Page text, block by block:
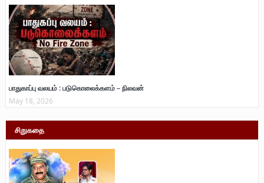
பாதுகாப்பு வலயம் : படுகொலைக்களம் – நிலவன்
May 18, 2026
சிறுகதை